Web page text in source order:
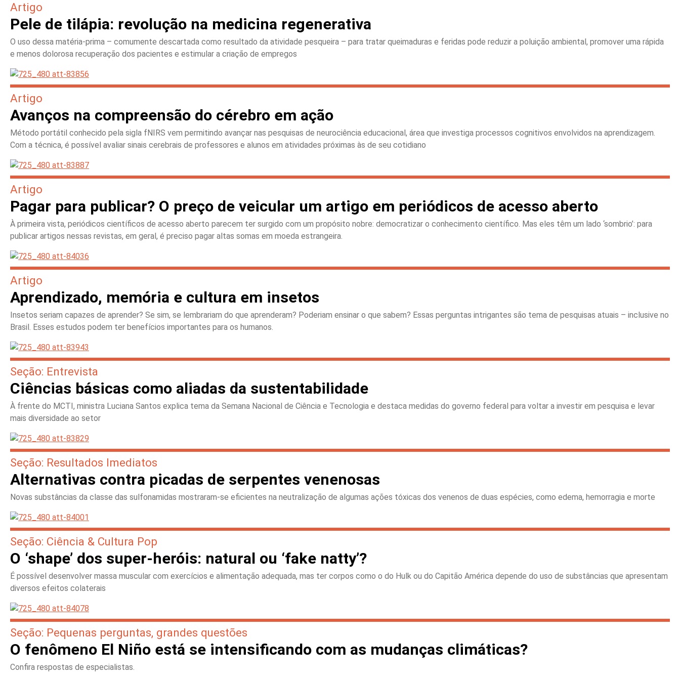
Artigo
Pele de tilápia: revolução na medicina regenerativa
O uso dessa matéria-prima – comumente descartada como resultado da atividade pesqueira – para tratar queimaduras e feridas pode reduzir a poluição ambiental, promover uma rápida
e menos dolorosa recuperação dos pacientes e estimular a criação de empregos
Artigo
Avanços na compreensão do cérebro em ação
Método portátil conhecido pela sigla fNIRS vem permitindo avançar nas pesquisas de neurociência educacional, área que investiga processos cognitivos envolvidos na aprendizagem.
Com a técnica, é possível avaliar sinais cerebrais de professores e alunos em atividades próximas às de seu cotidiano
Artigo
Pagar para publicar? O preço de veicular um artigo em periódicos de acesso aberto
À primeira vista, periódicos científicos de acesso aberto parecem ter surgido com um propósito nobre: democratizar o conhecimento científico. Mas eles têm um lado ‘sombrio’: para
publicar artigos nessas revistas, em geral, é preciso pagar altas somas em moeda estrangeira.
Artigo
Aprendizado, memória e cultura em insetos
Insetos seriam capazes de aprender? Se sim, se lembrariam do que aprenderam? Poderiam ensinar o que sabem? Essas perguntas intrigantes são tema de pesquisas atuais – inclusive no
Brasil. Esses estudos podem ter benefícios importantes para os humanos.
Seção: Entrevista
Ciências básicas como aliadas da sustentabilidade
À frente do MCTI, ministra Luciana Santos explica tema da Semana Nacional de Ciência e Tecnologia e destaca medidas do governo federal para voltar a investir em pesquisa e levar
mais diversidade ao setor
Seção: Resultados Imediatos
Alternativas contra picadas de serpentes venenosas
Novas substâncias da classe das sulfonamidas mostraram-se eficientes na neutralização de algumas ações tóxicas dos venenos de duas espécies, como edema, hemorragia e morte
Seção: Ciência & Cultura Pop
O ‘shape’ dos super-heróis: natural ou ‘fake natty’?
É possível desenvolver massa muscular com exercícios e alimentação adequada, mas ter corpos como o do Hulk ou do Capitão América depende do uso de substâncias que apresentam
diversos efeitos colaterais
Seção: Pequenas perguntas, grandes questões
O fenômeno El Niño está se intensificando com as mudanças climáticas?
Confira respostas de especialistas.